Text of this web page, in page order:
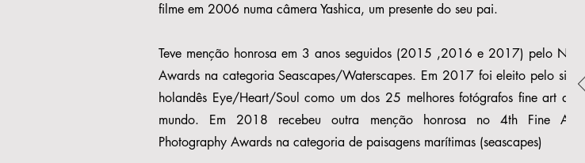
filme em 2006 numa câmera Yashica, um presente do seu pai.
Teve menção honrosa em 3 anos seguidos (2015 ,2016 e 2017) pelo ND
Awards na categoria Seascapes/Waterscapes. Em 2017 foi eleito pelo site
holandês Eye/Heart/Soul como um dos 25 melhores fotógrafos fine art do
mundo. Em 2018 recebeu outra menção honrosa no 4th Fine Art
Photography Awards na categoria de paisagens marítimas (seascapes)